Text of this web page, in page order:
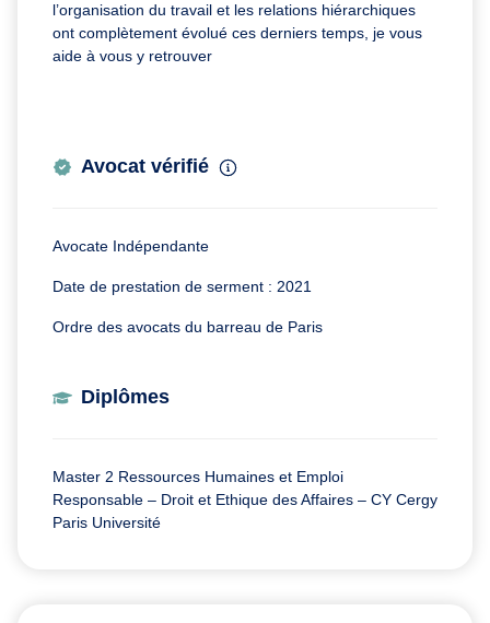
l’organisation du travail et les relations hiérarchiques
ont complètement évolué ces derniers temps, je vous
aide à vous y retrouver
Avocat vérifié
Avocate Indépendante
Date de prestation de serment : 2021
Ordre des avocats du barreau de Paris
Diplômes
Master 2 Ressources Humaines et Emploi
Responsable – Droit et Ethique des Affaires – CY Cergy
Paris Université